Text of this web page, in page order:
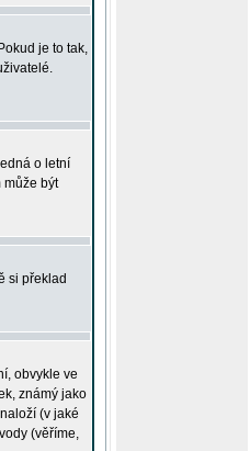
je to tak,
o letní
může být
si překlad
obvykle ve
známý jako
(v jaké
(věříme,